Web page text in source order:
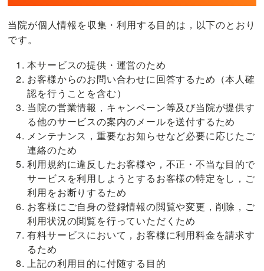
件
績、
当院が個人情報を収集・利用する目的は，以下のとおり
です。
本サービスの提供・運営のため
お客様からのお問い合わせに回答するため（本人確
認を行うことを含む）
当院の営業情報，キャンペーン等及び当院が提供す
る他のサービスの案内のメールを送付するため
メンテナンス，重要なお知らせなど必要に応じたご
連絡のため
利用規約に違反したお客様や，不正・不当な目的で
サービスを利用しようとするお客様の特定をし，ご
利用をお断りするため
お客様にご自身の登録情報の閲覧や変更，削除，ご
利用状況の閲覧を行っていただくため
有料サービスにおいて，お客様に利用料金を請求す
るため
上記の利用目的に付随する目的